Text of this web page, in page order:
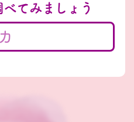
てみましょう